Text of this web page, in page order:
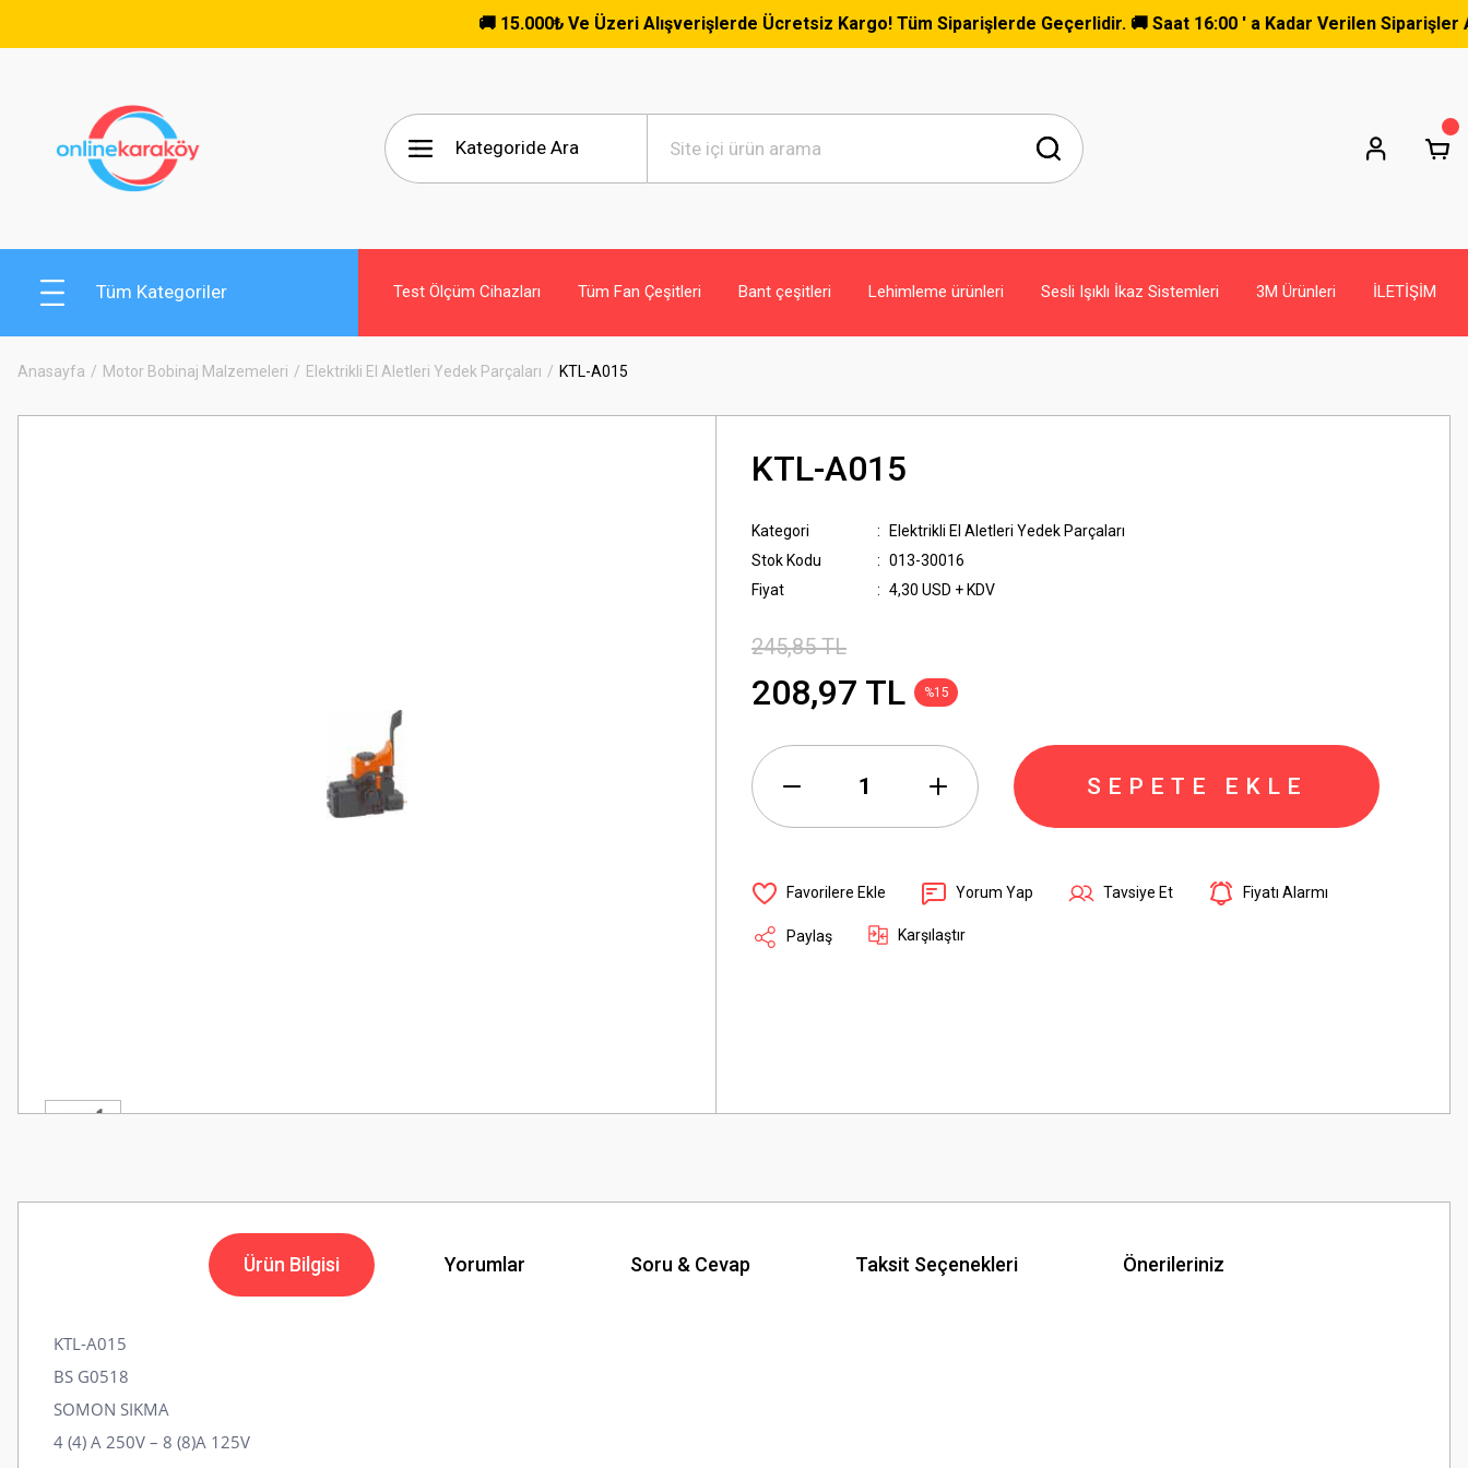
🚚 15.000₺ Ve Üzeri Alışverişlerde Ücretsiz Kargo! Tüm Siparişlerde Geçerlidir. 🚚 Saat 16:00 ' a Kadar Verilen Siparişler Aynı
Tüm Kategoriler Test Ölçüm Cihazları Tüm Fan Çeşitleri Bant çeşitleri Lehimleme ürünleri Sesli Işıklı İkaz Sistemleri 3M Ürünleri İLETİŞİM
Anasayfa Motor Bobinaj Malzemeleri Elektrikli El Aletleri Yedek Parçaları KTL-A015
KTL-A015
Kategori
Elektrikli El Aletleri Yedek Parçaları
Stok Kodu
013-30016
Fiyat
4,30 USD + KDV
245,85 TL
208,97 TL %15
SEPETE EKLE
Yorum Yap Tavsiye Et Fiyatı Alarmı
Paylaş Karşılaştır
Ürün Bilgisi Yorumlar Soru & Cevap Taksit Seçenekleri Önerileriniz
KTL-A015
BS G0518
SOMON SIKMA
4 (4) A 250V – 8 (8)A 125V